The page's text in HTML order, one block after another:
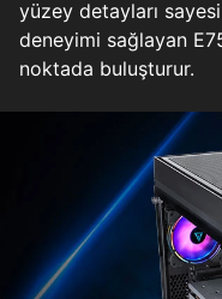
yüzey detayları
deneyimi sağlayan
noktada buluşturur.